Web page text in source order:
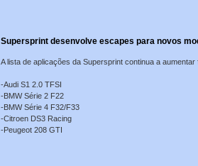
Supersprint desenvolve escapes para novos
A lista de aplicações da Supersprint continua a
-Audi S1 2.0 TFSI
-BMW Série 2 F22
-BMW Série 4 F32/F33
-Citroen DS3 Racing
-Peugeot 208 GTI